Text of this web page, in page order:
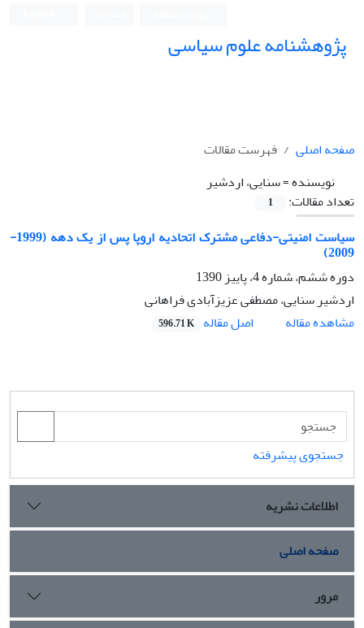
پژوهشنامه علوم سیاسی
صفحه اصلی
فهرست مقالات
نویسنده =سنایی، اردشیر
تعداد مقالات:
1
سیاست امنیتی-دفاعی مشترک اتحادیه اروپا پس از یک دهه (1999-
2009)
دوره ششم، َشماره 4، پاییز 1390
اردشیر سنایی، مصطفی عزیزآبادی فراهانی
مشاهده مقاله
اصل مقاله 596.71 K
جستجوی پیشرفته
اطلاعات نشریه
صفحه اصلی
مرور